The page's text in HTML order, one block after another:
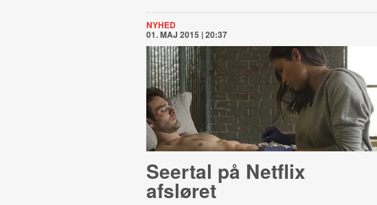
NYHED
01. MAJ 2015 | 20:37
Seertal på Netflix
afsløret